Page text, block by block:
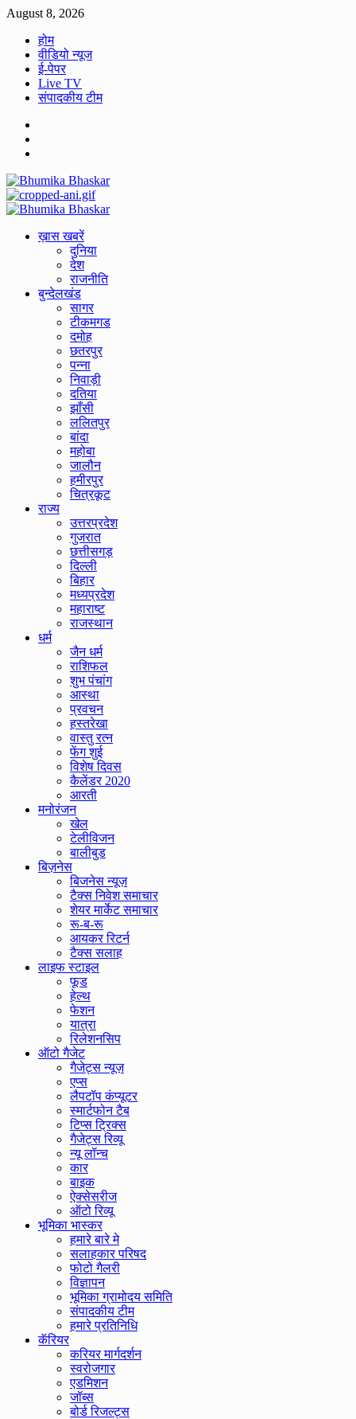
Skip
content
August 8, 2026
होम
वीडियो न्यूज
ई-पेपर
Live TV
संपादकीय टीम
Primary
ख़ास खबरें
दुनिया
देश
राजनीति
बुन्देलखंड
सागर
टीकमगड
दमोह
छतरपुर
पन्ना
निवाड़ी
दतिया
झाँसी
ललितपुर
बांदा
महोबा
जालौन
हमीरपुर
चित्रकूट
राज्य
उत्तरप्रदेश
गुजरात
छत्तीसगड़
दिल्ली
बिहार
मध्यप्रदेश
महाराष्ट
राजस्थान
धर्म
जैन धर्म
राशिफल
शुभ पंचांग
आस्था
प्रवचन
हस्तरेखा
वास्तु रत्न
फेंग शुई
विशेष दिवस
कैलेंडर 2020
आरती
मनोरंजन
खेल
टेलीविजन
बालीबुड
बिज़नेस
बिजनेस न्यूज़
टैक्स निवेश समाचार
शेयर मार्केट समाचार
रू-ब-रू
आयकर रिटर्न
टैक्स सलाह
लाइफ स्टाइल
फूड
हेल्थ
फेशन
यात्रा
रिलेशनसिप
ऑटो गैजेट
गैजेट्स न्यूज़
एप्स
लैपटॉप कंप्यूटर
स्मार्टफोन टैब
टिप्स ट्रिक्स
गैजेट्स रिव्यू
न्यू लॉन्च
कार
बाइक
ऐक्सेसरीज
ऑटो रिव्यू
भूमिका भास्कर
हमारे बारे मे
सलाहकार परिषद
फोटो गैलरी
विज्ञापन
भूमिका ग्रामोदय समिति
संपादकीय टीम
हमारे प्रतिनिधि
कॅरियर
करियर मार्गदर्शन
स्वरोजगार
एडमिशन
जॉब्स
बोर्ड रिजल्ट्स